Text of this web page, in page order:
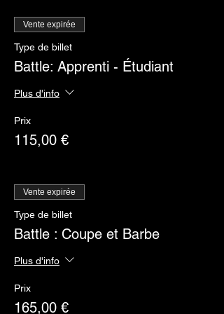
Vente expirée
Type de billet
Battle: Apprenti - Étudiant
Plus d'info
Prix
115,00 €
Vente expirée
Type de billet
Battle : Coupe et Barbe
Plus d'info
Prix
165,00 €